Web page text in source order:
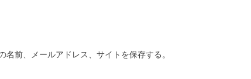
前、メールアドレス、サイトを保存する。